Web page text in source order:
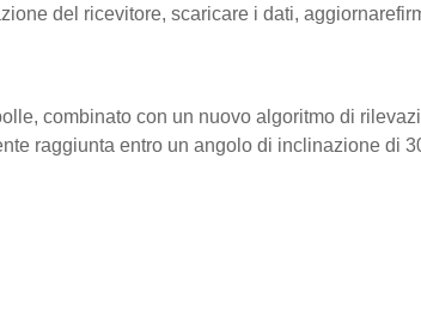
del ricevitore, scaricare i dati, aggiornare
combinato con un nuovo algoritmo di
raggiunta entro un angolo di inclinazione di